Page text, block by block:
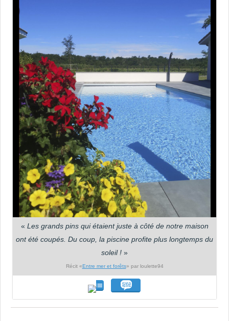
« Les grands pins qui étaient juste à côté de notre maison
ont été coupés. Du coup, la piscine profite plus longtemps du
soleil ! »
Récit «Entre mer et forêts» par loulette94